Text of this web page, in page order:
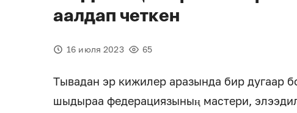
аалдап четкен
16 июля 2023 65
Тывадан эр кижилер аразында бир дугаар
шыдыраа федерациязының мастери,